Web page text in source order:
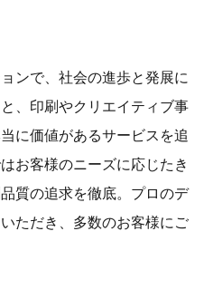
ンで、社会の進歩と発展に
、印刷やクリエイティブ事
に価値があるサービスを追
お客様のニーズに応じたき
質の追求を徹底。プロのデ
ただき、多数のお客様にご